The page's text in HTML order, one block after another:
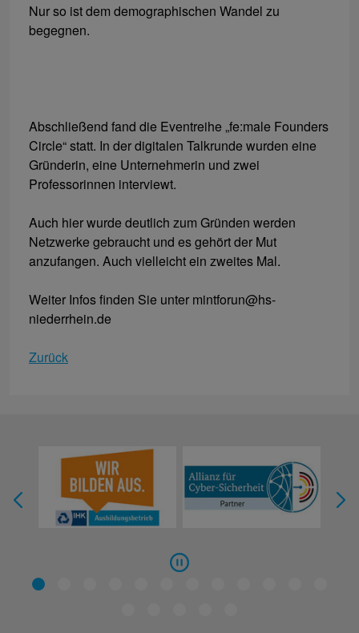
Nur so ist dem demographischen Wandel zu
begegnen.
Abschließend fand die Eventreihe „fe:male Founders
Circle“ statt. In der digitalen Talkrunde wurden eine
Gründerin, eine Unternehmerin und zwei
Professorinnen interviewt.
Auch hier wurde deutlich zum Gründen werden
Netzwerke gebraucht und es gehört der Mut
anzufangen. Auch vielleicht ein zweites Mal.
Weiter Infos finden Sie unter mintforun@hs-
niederrhein.de
Zurück